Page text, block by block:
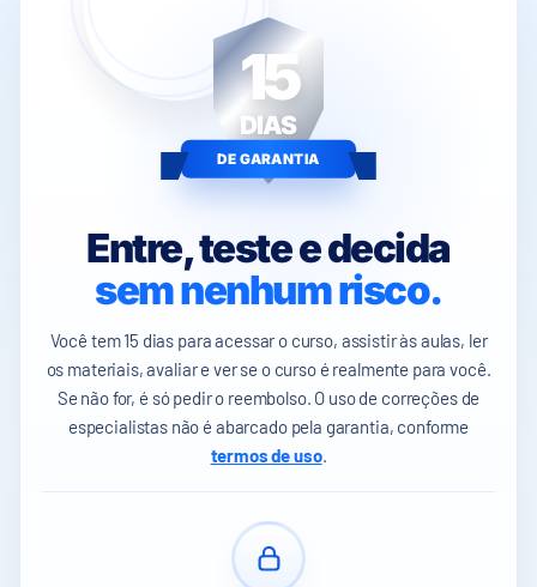
15
DIAS
DE GARANTIA
Entre, teste e decida
sem nenhum risco.
Você tem 15 dias para acessar o curso, assistir às aulas, ler
os materiais, avaliar e ver se o curso é realmente para você.
Se não for, é só pedir o reembolso. O uso de correções de
especialistas não é abarcado pela garantia, conforme
termos de uso.